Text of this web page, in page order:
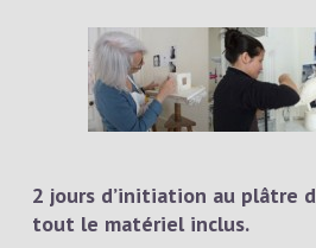
2 jours d’initiation au plâtre
tout le matériel inclus.